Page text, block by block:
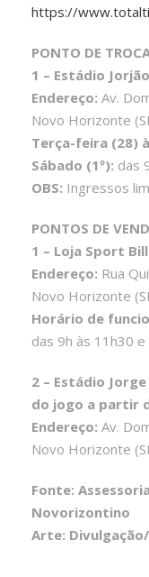
https://
PONTO DE
1 – Estádio
Endereço: Av.
Novo Horizonte
Terça-feira (28)
Sábado (1º): das
OBS: Ingressos
PONTOS DE
1 – Loja Sport
Endereço: Rua
Novo Horizonte
Horário de
das 9h às 11h30
2 – Estádio
do jogo a partir
Endereço: Av.
Novo Horizonte
Fonte:
Novorizontino
Arte: